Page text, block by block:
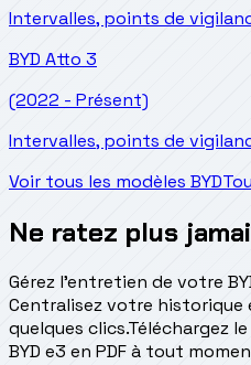
Intervalles, points de
BYD Atto 3
(2022 - Présent)
Intervalles, points de
Voir tous les modèles BYD
Ne ratez plus
Gérez l'entretien de votre
Centralisez votre historique
quelques clics.Téléchargez
BYD e3 en PDF à tout